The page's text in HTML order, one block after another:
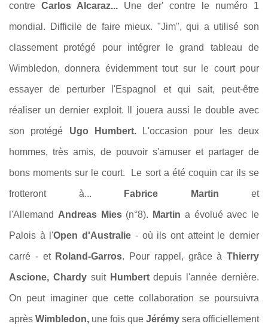
contre Carlos Alcaraz... Une der' contre le numéro 1
mondial. Difficile de faire mieux. "Jim", qui a utilisé son
classement protégé pour intégrer le grand tableau de
Wimbledon, donnera évidemment tout sur le court pour
essayer de perturber l'Espagnol et qui sait, peut-être
réaliser un dernier exploit. Il jouera aussi le double avec
son protégé Ugo Humbert.L'occasion pour les deux
hommes, très amis, de pouvoir s'amuser et partager de
bons moments sur le court. Le sort a été coquin car ils se
frotteront à... Fabrice Martin et
l'Allemand Andreas Mies (n°8). Martin a évolué avec le
Palois à l'Open d'Australie - où ils ont atteint le dernier
carré - et Roland-Garros. Pour rappel, grâce à Thierry
Ascione, ChardysuitHumbertdepuis l'année dernière.
On peut imaginer que cette collaboration se poursuivra
après Wimbledon, une fois que Jérémy sera officiellement